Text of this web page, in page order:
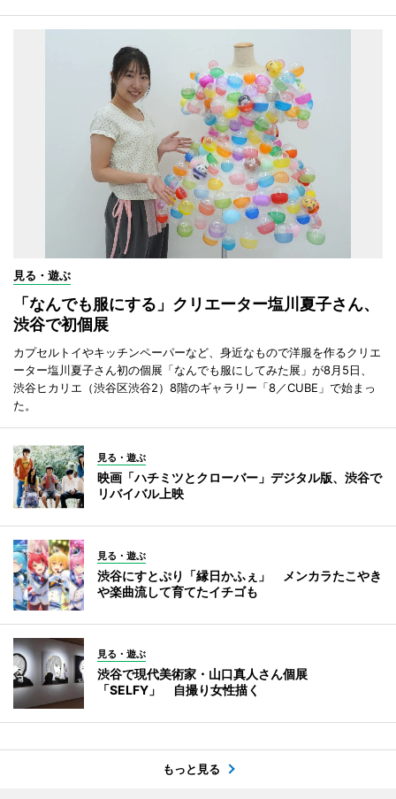
見る・遊ぶ
「なんでも服にする」クリエーター塩川夏子さん、
渋谷で初個展
カプセルトイやキッチンペーパーなど、身近なもので洋服を作るクリエ
ーター塩川夏子さん初の個展「なんでも服にしてみた展」が8月5日、
渋谷ヒカリエ（渋谷区渋谷2）8階のギャラリー「8／CUBE」で始まっ
た。
見る・遊ぶ
映画「ハチミツとクローバー」デジタル版、渋谷で
リバイバル上映
見る・遊ぶ
渋谷にすとぷり「縁日かふぇ」 メンカラたこやき
や楽曲流して育てたイチゴも
見る・遊ぶ
渋谷で現代美術家・山口真人さん個展
「SELFY」 自撮り女性描く
もっと見る